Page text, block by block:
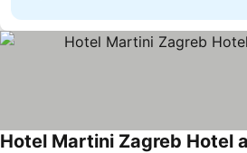
Hotel Martini Zagreb Hotel